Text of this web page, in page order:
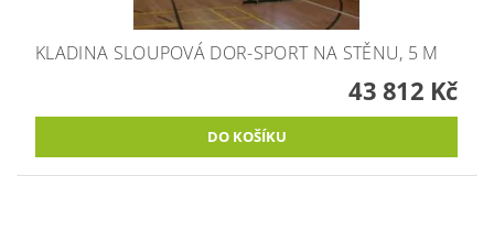
KLADINA SLOUPOVÁ DOR-SPORT NA STĚNU, 5 M
43 812 Kč